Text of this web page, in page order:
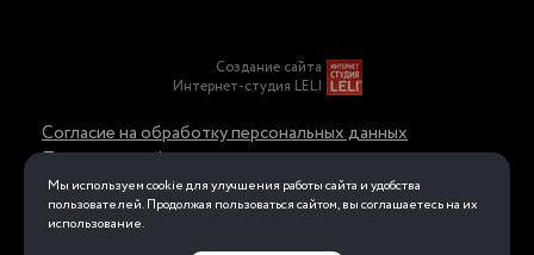
Создание сайта
Интернет-студия LELI
Согласие на обработку персональных данных
Политика конфиденциальности в отношении
обработки персональных данных
Мы используем cookie для улучшения работы сайта и удобства
пользователей. Продолжая пользоваться сайтом, вы соглашаетесь на их
использование.